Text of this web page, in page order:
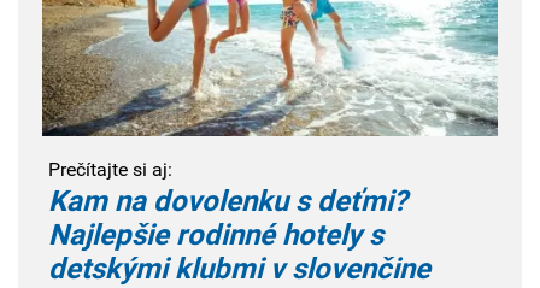
Prečítajte si aj:
Kam na dovolenku s deťmi?
Najlepšie rodinné hotely s
detskými klubmi v slovenčine